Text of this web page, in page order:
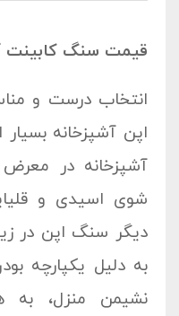
قیمت سنگ کابینت
انتخاب درست و
اپن آشپزخانه
آشپزخانه در
شوی اسیدی و
دیگر سنگ اپن در
به دلیل یکپارچه
نشیمن منزل، به